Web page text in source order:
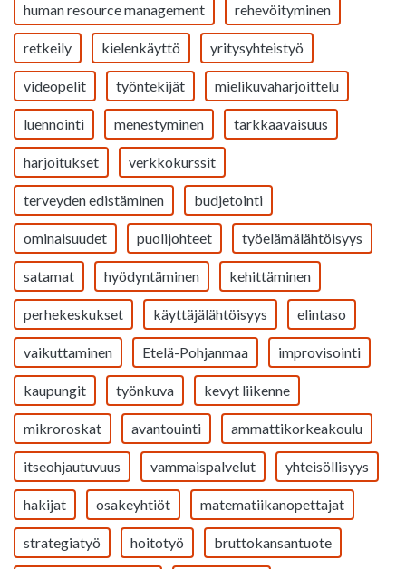
human resource management rehevöityminen
retkeily kielenkäyttö yritysyhteistyö
videopelit työntekijät mielikuvaharjoittelu
luennointi menestyminen tarkkaavaisuus
harjoitukset verkkokurssit
terveyden edistäminen budjetointi
ominaisuudet puolijohteet työelämälähtöisyys
satamat hyödyntäminen kehittäminen
perhekeskukset käyttäjälähtöisyys elintaso
vaikuttaminen Etelä-Pohjanmaa improvisointi
kaupungit työnkuva kevyt liikenne
mikroroskat avantouinti ammattikorkeakoulu
itseohjautuvuus vammaispalvelut yhteisöllisyys
hakijat osakeyhtiöt matematiikanopettajat
strategiatyö hoitotyö bruttokansantuote